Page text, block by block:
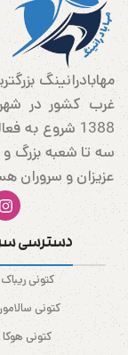
مهابادرانینگ
غرب کشور در
1388 شروع به
سه تا شعبه بزرگ
عزیزان و سروران
دسترسی
کتونی ریباک
کتونی
کتونی هوکا